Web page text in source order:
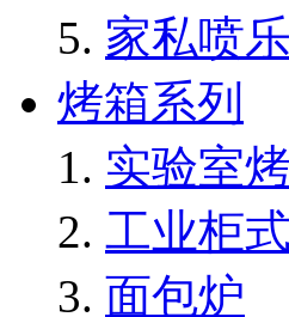
家私喷
烤箱系列
实验室
工业柜
面包炉